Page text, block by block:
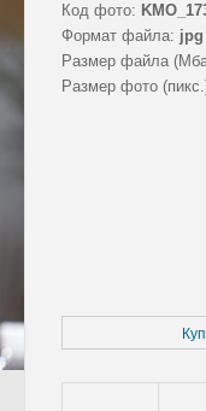
Код фото:
Формат файла: jpg
Размер файла
Размер фото